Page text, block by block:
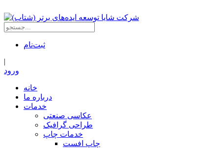
ثبت‌نام
|
ورود
خانه
درباره ما
خدمات
عکاسی صنعتی
طراحی گرافیک
خدمات چاپ
چاپ افست